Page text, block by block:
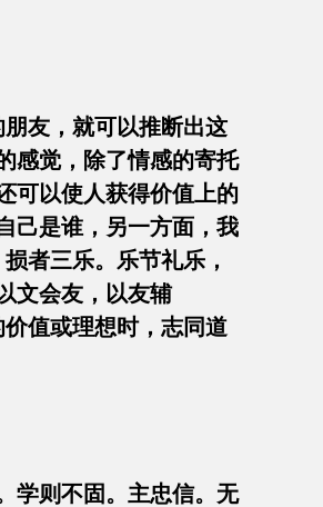
友，就可以推断出这
感觉，除了情感的寄托
可以使人获得价值上的
己是谁，另一方面，我
者三乐。乐节礼乐，
文会友，以友辅
值或理想时，志同道
学则不固。主忠信。无